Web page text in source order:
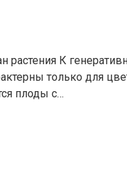
растения К
только для
плоды с…